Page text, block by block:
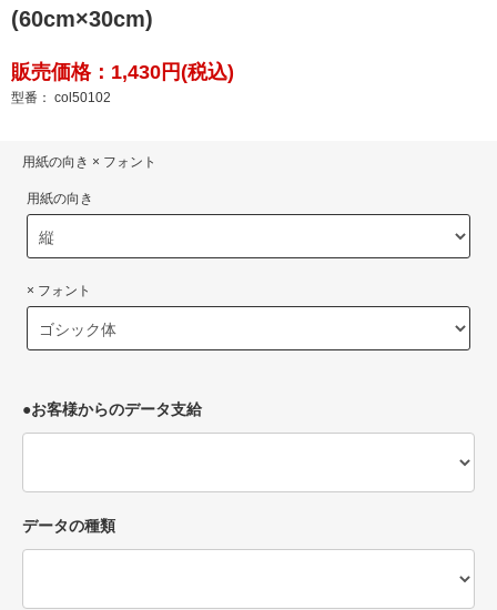
(60cm×30cm)
販売価格：1,430円(税込)
型番： col50102
用紙の向き × フォント
用紙の向き
× フォント
●お客様からのデータ支給
データの種類